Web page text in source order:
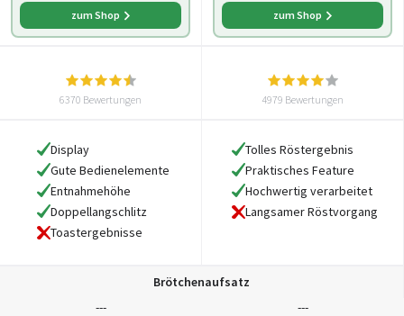
zum Shop zum Shop
6370 Bewertungen 4979 Bewertungen
Display
Gute Bedienelemente
Entnahmehöhe
Doppellangschlitz
Toastergebnisse
Tolles Röstergebnis
Praktisches Feature
Hochwertig verarbeitet
Langsamer Röstvorgang
Brötchenaufsatz
---
---